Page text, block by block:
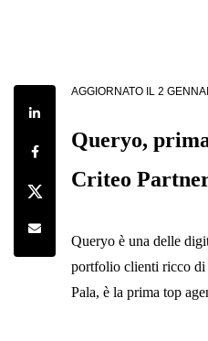
Share on LinkedIn
Share on Facebook
Share on Twitter
Share by e-mail
AGGIORNATO IL 2
Queryo,
Criteo
Queryo è una delle
portfolio clienti ricco di
Pala, è la prima top